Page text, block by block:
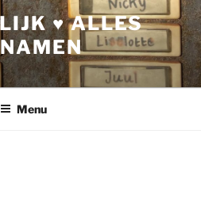
♥ ALLES
Menu